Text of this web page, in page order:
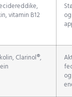
vitamin B12
Clarinol®,
og